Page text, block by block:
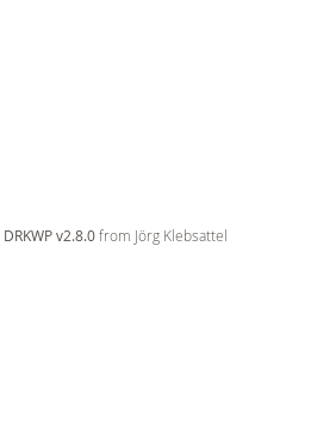
DRKWP v2.8.0 from Jörg Klebsattel